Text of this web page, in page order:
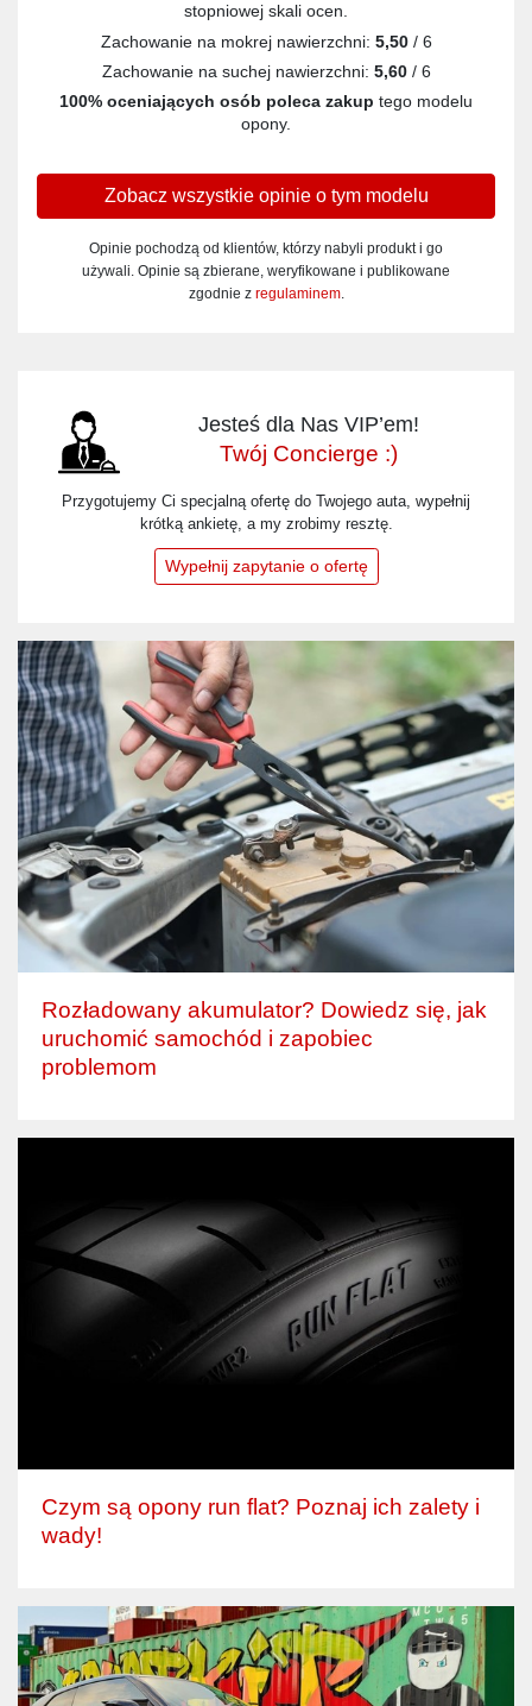
stopniowej skali ocen.
Zachowanie na mokrej nawierzchni: 5,50/ 6
Zachowanie na suchej nawierzchni: 5,60/ 6
100% oceniających osób poleca zakup tego modelu
opony.
Zobacz wszystkie opinie o tym modelu
Opinie pochodzą od klientów, którzy nabyli produkt i go
używali. Opinie są zbierane, weryfikowane i publikowane
zgodnie z regulaminem.
Jesteś dla Nas VIP’em!
Twój Concierge :)
Przygotujemy Ci specjalną ofertę do Twojego auta, wypełnij
krótką ankietę, a my zrobimy resztę.
Wypełnij zapytanie o ofertę
Rozładowany akumulator? Dowiedz się, jak
uruchomić samochód i zapobiec
problemom
Czym są opony run flat? Poznaj ich zalety i
wady!